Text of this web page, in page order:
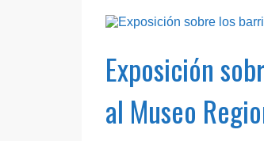
Exposición
al Museo